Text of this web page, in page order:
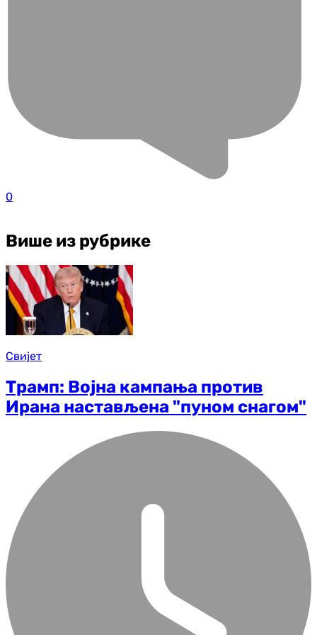
0
Више из рубрике
Свијет
Трамп: Војна кампања против
Ирана настављена "пуном снагом"